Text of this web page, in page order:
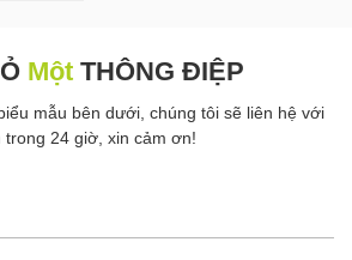
MộtTHÔNG ĐIỆP
mẫu bên dưới, chúng tôi sẽ liên hệ với
trong 24 giờ, xin cảm ơn!